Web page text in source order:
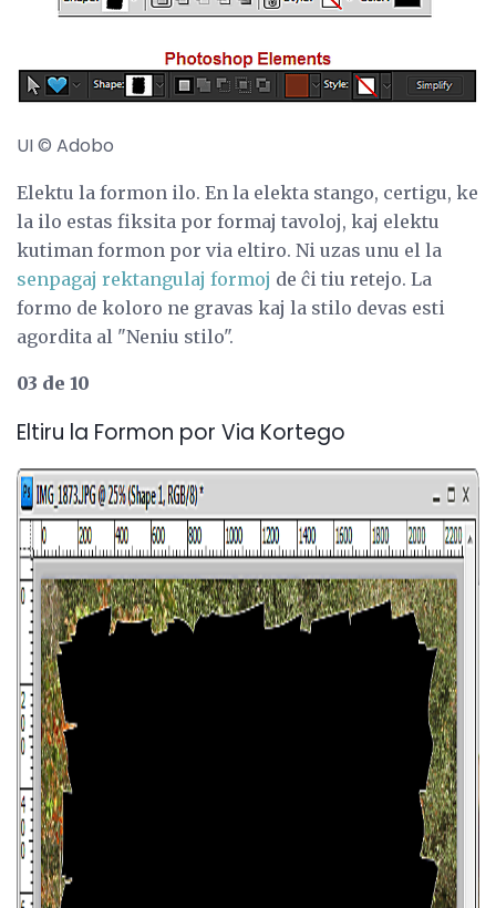
UI © Adobo
Elektu la formon ilo. En la elekta stango, certigu, ke
la ilo estas fiksita por formaj tavoloj, kaj elektu
kutiman formon por via eltiro. Ni uzas unu el la
senpagaj rektangulaj formoj de ĉi tiu retejo. La
formo de koloro ne gravas kaj la stilo devas esti
agordita al "Neniu stilo".
03 de 10
Eltiru la Formon por Via Kortego